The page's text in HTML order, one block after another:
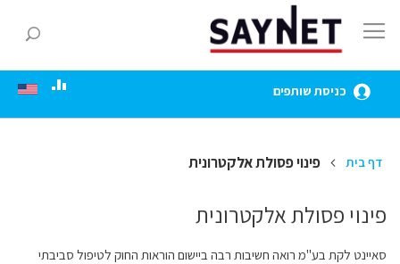
to
Content
כניסת שותפים
דף בית פינוי פסולת אלקטרונית
פינוי פסולת אלקטרונית
סאיינט לקת בע"מ רואה חשיבות רבה ביישום הוראות החוק לטיפול סביבתי